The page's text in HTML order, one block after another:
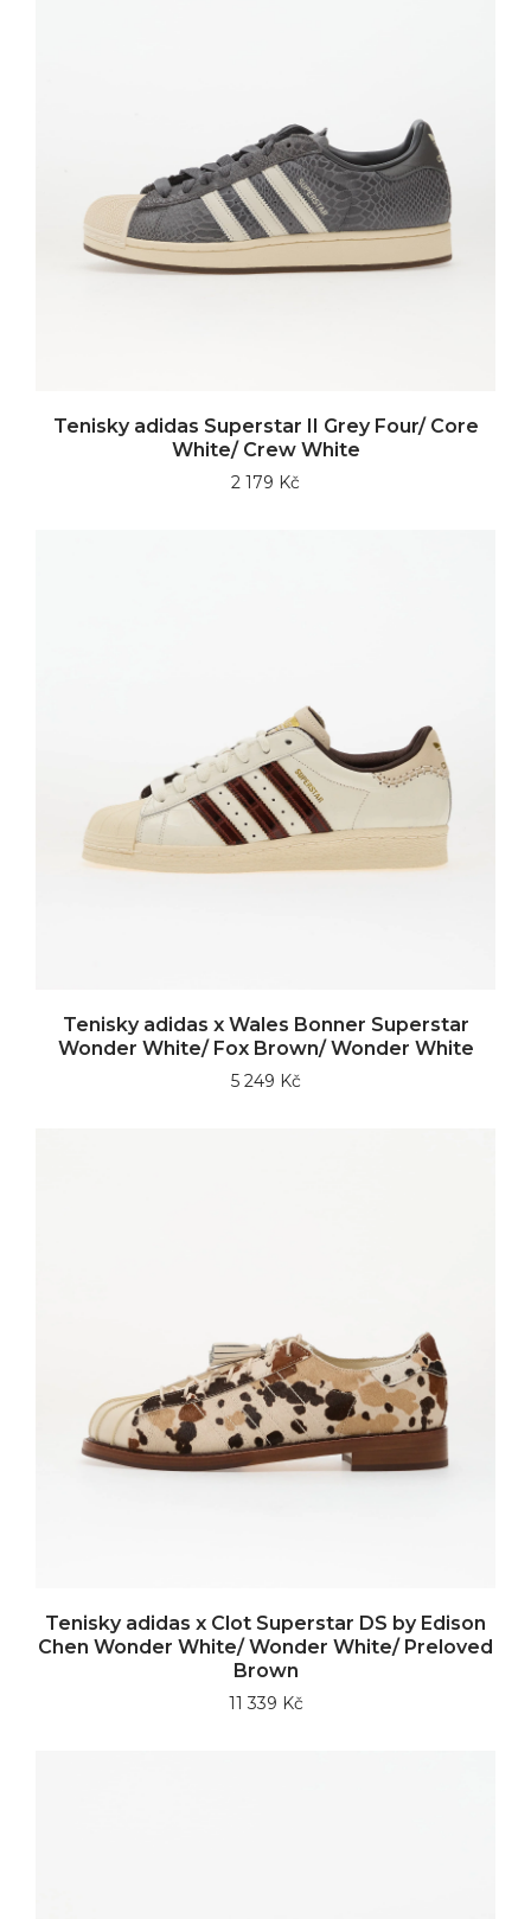
Tenisky adidas Superstar II Grey Four/ Core
White/ Crew White
2 179 Kč
Tenisky adidas x Wales Bonner Superstar
Wonder White/ Fox Brown/ Wonder White
5 249 Kč
Tenisky adidas x Clot Superstar DS by Edison
Chen Wonder White/ Wonder White/ Preloved
Brown
11 339 Kč